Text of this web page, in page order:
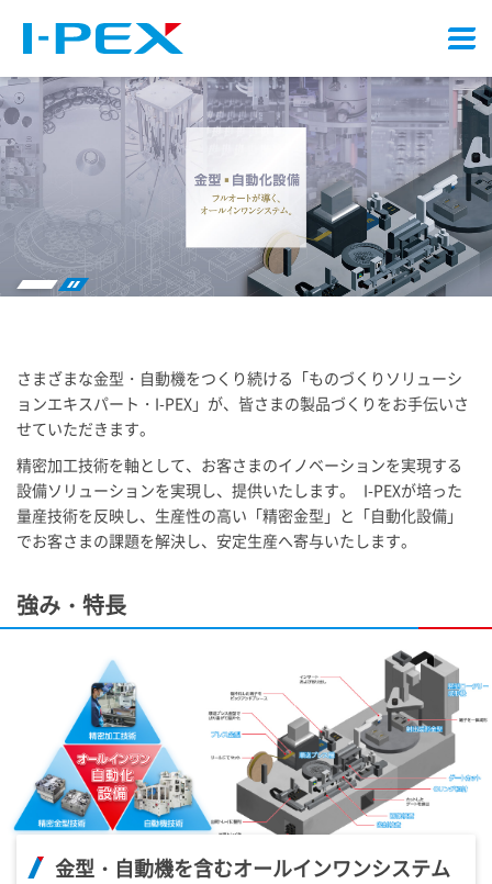
ニ
ュ
ー
さまざまな金型・自動機をつくり続ける「ものづくりソリューシ
ョンエキスパート・ I-PEX」が、皆さまの製品づくりをお手伝いさ
せていただきます。
精密加工技術を軸として、お客さまのイノベーションを実現する
設備ソリューションを実現し、提供いたします。 I-PEXが培った
量産技術を反映し、生産性の高い「精密金型」と「自動化設備」
でお客さまの課題を解決し、安定生産へ寄与いたします。
強み・特長
金型・自動機を含むオールインワンシステム